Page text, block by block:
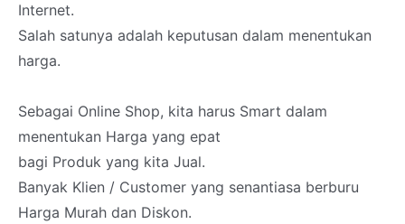
Internet.
Salah satunya adalah keputusan dalam menentukan
harga.
Sebagai Online Shop, kita harus Smart dalam
menentukan Harga yang epat
bagi Produk yang kita Jual.
Banyak Klien / Customer yang senantiasa berburu
Harga Murah dan Diskon.